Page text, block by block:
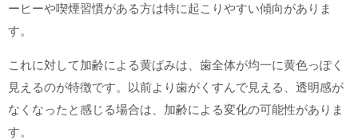
ーヒーや喫煙習慣がある方は特に起こりやすい傾向がありま
す。
これに対して加齢による黄ばみは、歯全体が均一に黄色っぽく
見えるのが特徴です。以前より歯がくすんで見える、透明感が
なくなったと感じる場合は、加齢による変化の可能性がありま
す。